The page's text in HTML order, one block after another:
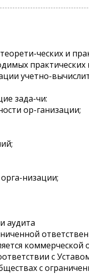
ческих и
учетно-
зада-чи:
ор-ганизации;
низации;
аудита
коммерческой
с
с